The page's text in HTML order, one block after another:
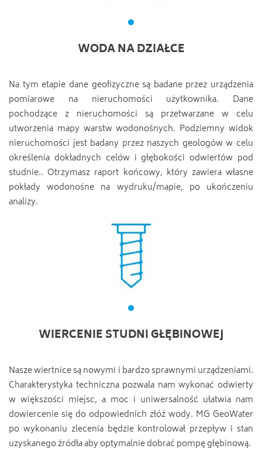
WODA NA DZIAŁCE
Na tym etapie dane geofizyczne są badane przez urządzenia
pomiarowe na nieruchomości użytkownika. Dane
pochodzące z nieruchomości są przetwarzane w celu
utworzenia mapy warstw wodonośnych. Podziemny widok
nieruchomości jest badany przez naszych geologów w celu
określenia dokładnych celów i głębokości odwiertów pod
studnie.. Otrzymasz raport końcowy, który zawiera własne
pokłady wodonośne na wydruku/mapie, po ukończeniu
analizy.
WIERCENIE STUDNI GŁĘBINOWEJ
Nasze wiertnice są nowymi i bardzo sprawnymi urządzeniami.
Charakterystyka techniczna pozwala nam wykonać odwierty
w większości miejsc, a moc i uniwersalność ułatwia nam
dowiercenie się do odpowiednich złóż wody. MG GeoWater
po wykonaniu zlecenia będzie kontrolował przepływ i stan
uzyskanego źródła aby optymalnie dobrać pompę głębinową.